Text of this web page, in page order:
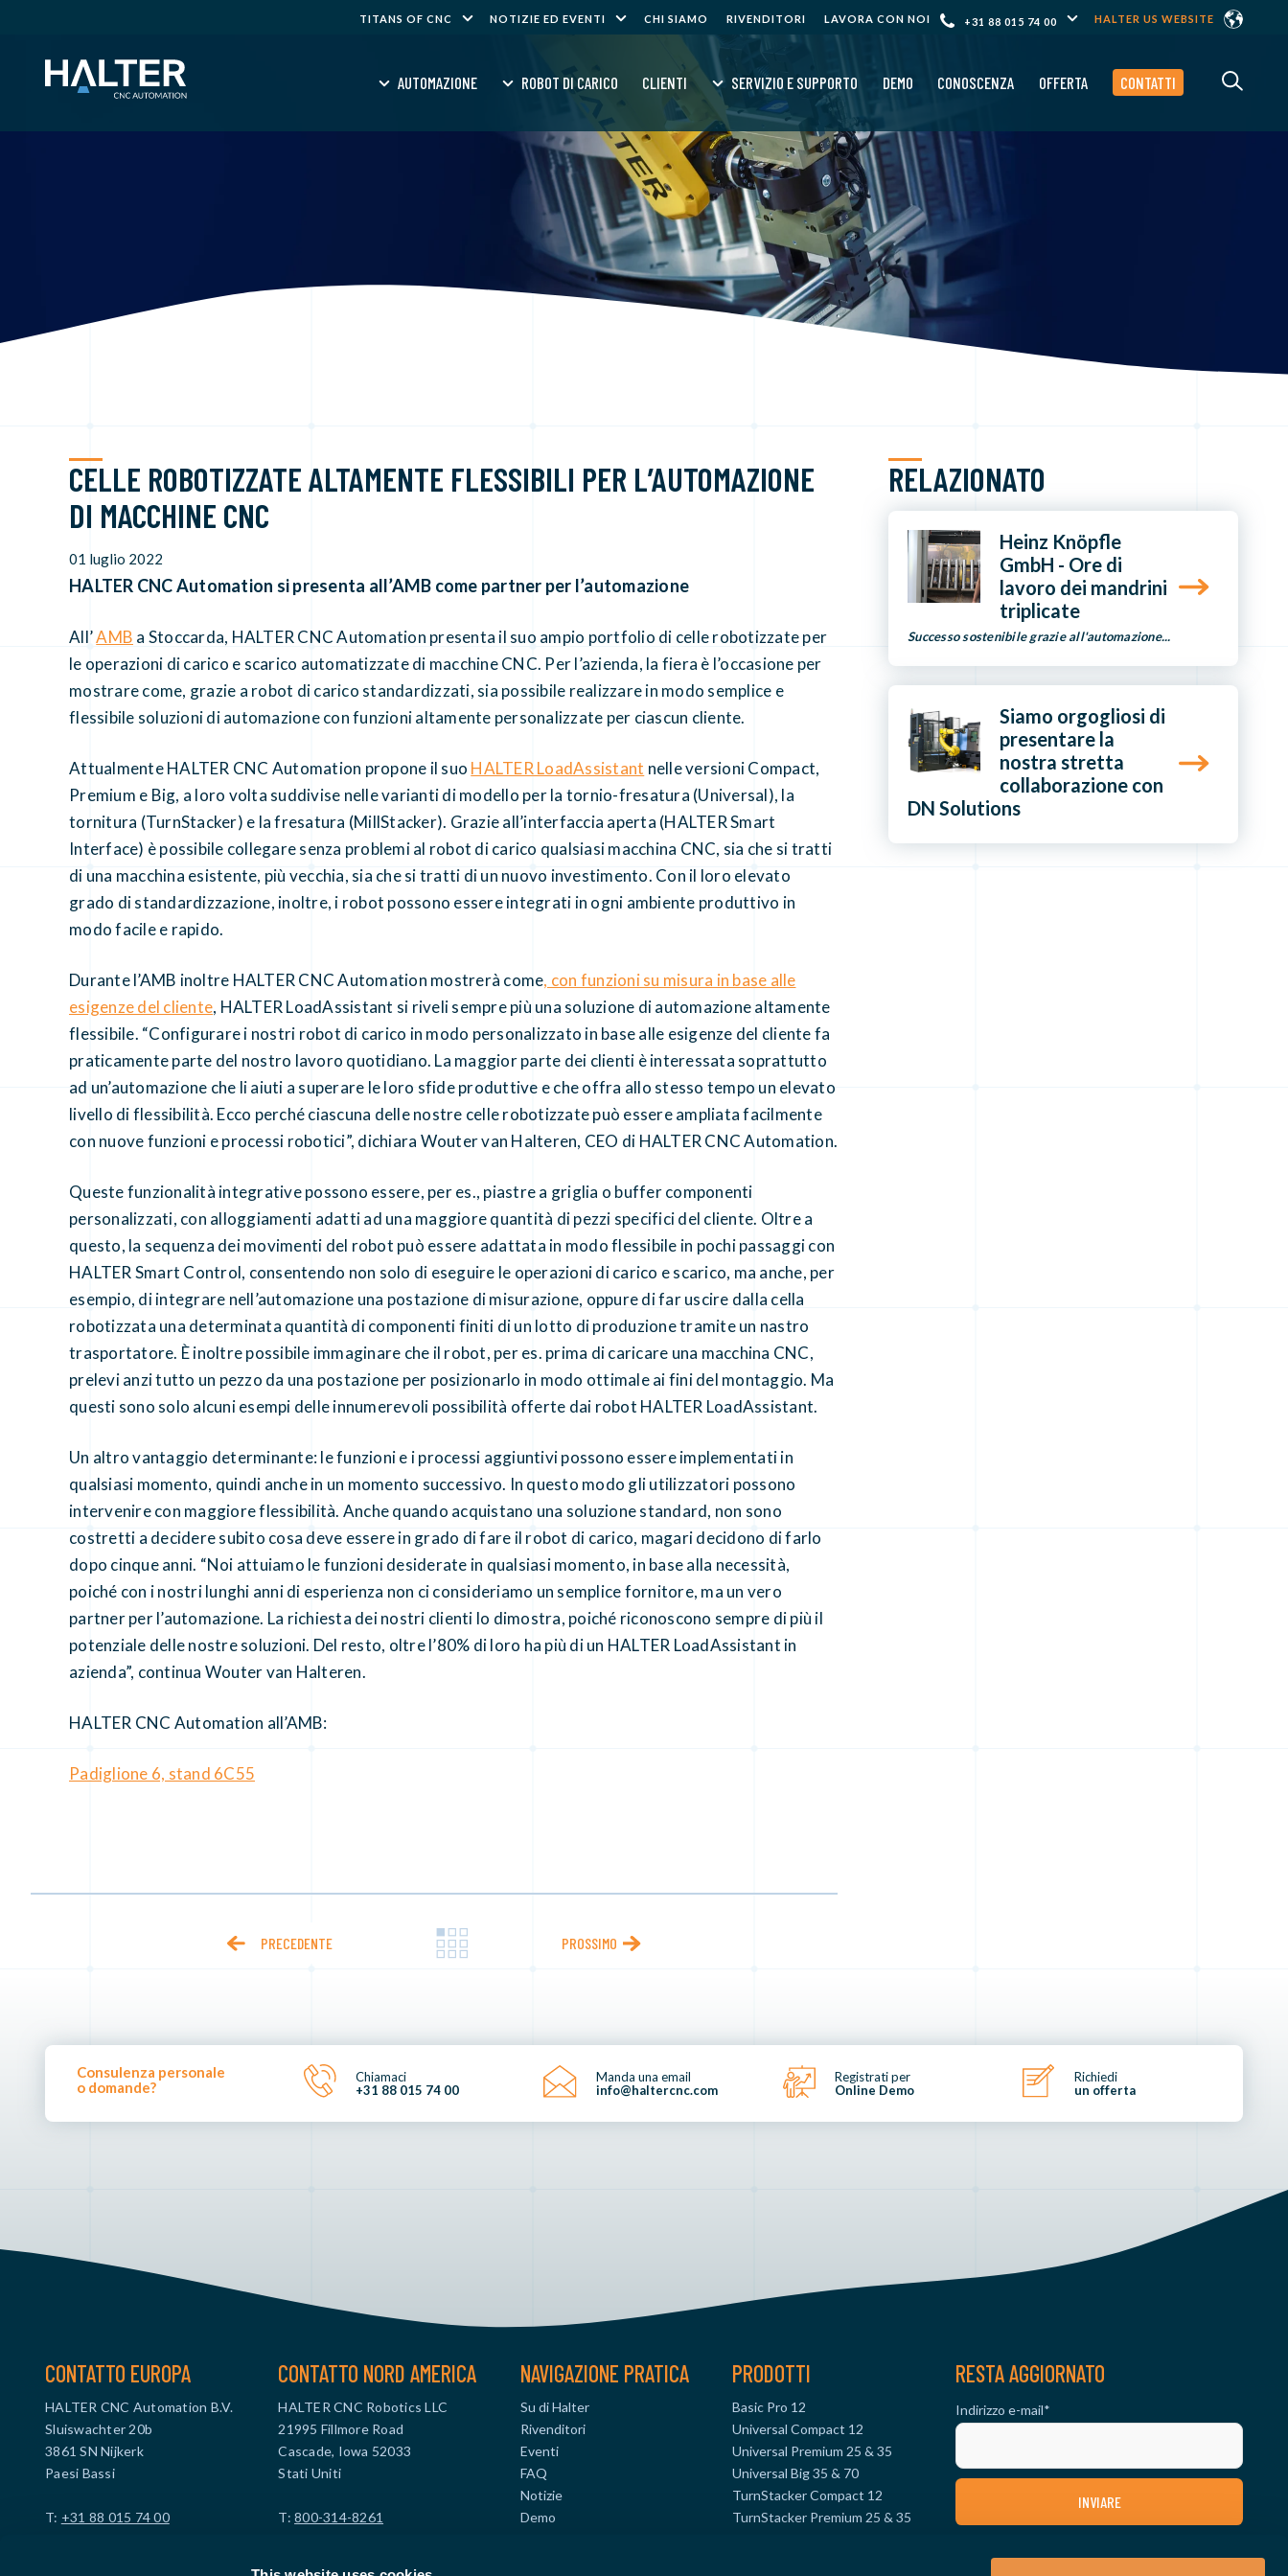
TITANS OF CNC NOTIZIE ED EVENTI CHI SIAMO RIVENDITORI LAVORA CON NOI +31 88 015 74 00 HALTER US WEBSITE
AUTOMAZIONE ROBOT DI CARICO CLIENTI SERVIZIO E SUPPORTO DEMO CONOSCENZA OFFERTA CONTATTI
CELLE ROBOTIZZATE ALTAMENTE FLESSIBILI PER L’AUTOMAZIONE
DI MACCHINE CNC
01 luglio 2022
HALTER CNC Automation si presenta all’AMB come partner per l’automazione
All’AMB a Stoccarda, HALTER CNC Automation presenta il suo ampio portfolio di celle robotizzate per
le operazioni di carico e scarico automatizzate di macchine CNC. Per l’azienda, la fiera è l’occasione per
mostrare come, grazie a robot di carico standardizzati, sia possibile realizzare in modo semplice e
flessibile soluzioni di automazione con funzioni altamente personalizzate per ciascun cliente.
Attualmente HALTER CNC Automation propone il suo HALTER LoadAssistant nelle versioni Compact,
Premium e Big, a loro volta suddivise nelle varianti di modello per la tornio-fresatura (Universal), la
tornitura (TurnStacker) e la fresatura (MillStacker). Grazie all’interfaccia aperta (HALTER Smart
Interface) è possibile collegare senza problemi al robot di carico qualsiasi macchina CNC, sia che si tratti
di una macchina esistente, più vecchia, sia che si tratti di un nuovo investimento. Con il loro elevato
grado di standardizzazione, inoltre, i robot possono essere integrati in ogni ambiente produttivo in
modo facile e rapido.
Durante l’AMB inoltre HALTER CNC Automation mostrerà come, con funzioni su misura in base alle
esigenze del cliente, HALTER LoadAssistant si riveli sempre più una soluzione di automazione altamente
flessibile. “Configurare i nostri robot di carico in modo personalizzato in base alle esigenze del cliente fa
praticamente parte del nostro lavoro quotidiano. La maggior parte dei clienti è interessata soprattutto
ad un’automazione che li aiuti a superare le loro sfide produttive e che offra allo stesso tempo un elevato
livello di flessibilità. Ecco perché ciascuna delle nostre celle robotizzate può essere ampliata facilmente
con nuove funzioni e processi robotici”, dichiara Wouter van Halteren, CEO di HALTER CNC Automation.
Queste funzionalità integrative possono essere, per es., piastre a griglia o buffer componenti
personalizzati, con alloggiamenti adatti ad una maggiore quantità di pezzi specifici del cliente. Oltre a
questo, la sequenza dei movimenti del robot può essere adattata in modo flessibile in pochi passaggi con
HALTER Smart Control, consentendo non solo di eseguire le operazioni di carico e scarico, ma anche, per
esempio, di integrare nell’automazione una postazione di misurazione, oppure di far uscire dalla cella
robotizzata una determinata quantità di componenti finiti di un lotto di produzione tramite un nastro
trasportatore. È inoltre possibile immaginare che il robot, per es. prima di caricare una macchina CNC,
prelevi anzi tutto un pezzo da una postazione per posizionarlo in modo ottimale ai fini del montaggio. Ma
questi sono solo alcuni esempi delle innumerevoli possibilità offerte dai robot HALTER LoadAssistant.
Un altro vantaggio determinante: le funzioni e i processi aggiuntivi possono essere implementati in
qualsiasi momento, quindi anche in un momento successivo. In questo modo gli utilizzatori possono
intervenire con maggiore flessibilità. Anche quando acquistano una soluzione standard, non sono
costretti a decidere subito cosa deve essere in grado di fare il robot di carico, magari decidono di farlo
dopo cinque anni. “Noi attuiamo le funzioni desiderate in qualsiasi momento, in base alla necessità,
poiché con i nostri lunghi anni di esperienza non ci consideriamo un semplice fornitore, ma un vero
partner per l’automazione. La richiesta dei nostri clienti lo dimostra, poiché riconoscono sempre di più il
potenziale delle nostre soluzioni. Del resto, oltre l’80% di loro ha più di un HALTER LoadAssistant in
azienda”, continua Wouter van Halteren.
HALTER CNC Automation all’AMB:
Padiglione 6, stand 6C55
PRECEDENTE PROSSIMO
RELAZIONATO
Heinz Knöpfle
GmbH - Ore di
lavoro dei mandrini
triplicate
Successo sostenibile grazie all'automazione...
Siamo orgogliosi di
presentare la
nostra stretta
collaborazione con
DN Solutions
Consulenza personale
o domande?
Chiamaci
+31 88 015 74 00
Manda una email
info@haltercnc.com
Registrati per
Online Demo
Richiedi
un offerta
CONTATTO EUROPA
HALTER CNC Automation B.V.
Sluiswachter 20b
3861 SN Nijkerk
Paesi Bassi
T: +31 88 015 74 00
CONTATTO NORD AMERICA
HALTER CNC Robotics LLC
21995 Fillmore Road
Cascade, Iowa 52033
Stati Uniti
T:800-314-8261
NAVIGAZIONE PRATICA
Su di Halter
Rivenditori
Eventi
FAQ
Notizie
Demo
PRODOTTI
Basic Pro 12
Universal Compact 12
Universal Premium 25 & 35
Universal Big 35 & 70
TurnStacker Compact 12
TurnStacker Premium 25 & 35
RESTA AGGIORNATO
Indirizzo e-mail*